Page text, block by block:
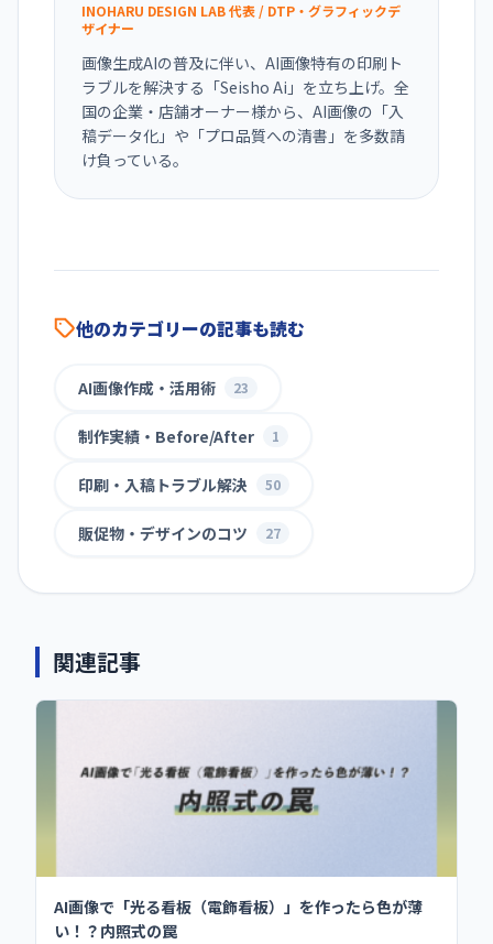
INOHARU DESIGN LAB 代表 / DTP・グラフィックデ
ザイナー
画像生成AIの普及に伴い、AI画像特有の印刷ト
ラブルを解決する「Seisho Ai」を立ち上げ。全
国の企業・店舗オーナー様から、AI画像の「入
稿データ化」や「プロ品質への清書」を多数請
け負っている。
他のカテゴリーの記事も読む
AI画像作成・活用術 23
制作実績・Before/After 1
印刷・入稿トラブル解決 50
販促物・デザインのコツ 27
関連記事
AI画像で「光る看板（電飾看板）」を作ったら色が薄
い！？内照式の罠